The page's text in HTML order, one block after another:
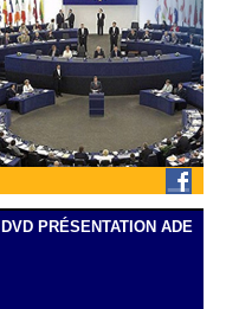
DVD PRÉSENTATION ADE